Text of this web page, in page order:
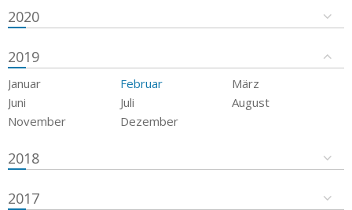
2020
2019
Januar Februar
März
Juni
Juli
August
November
Dezember
2018
2017